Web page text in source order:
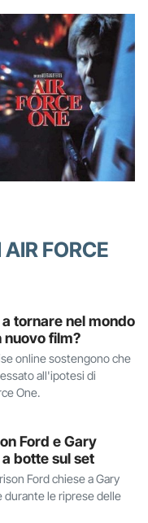
FORCE
tornare nel mondo
nuovo film?
online sostengono che
all'ipotesi di
One.
Ford e Gary
botte sul set
Ford chiese a Gary
durante le riprese delle